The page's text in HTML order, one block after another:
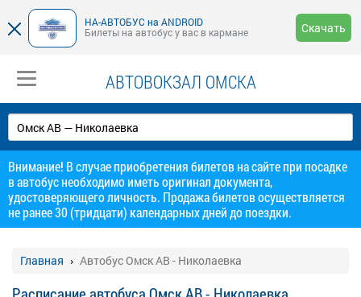
НА-АВТОБУС на ANDROID
Билеты на автобус у вас в кармане
Скачать
АВТОВОКЗАЛ ОМСКА
Внимание! В случае приобретения билетов на сайте при посадке
в автобус необходимо иметь оригинал документа,
удостоверяющего личность. Продажа билетов осуществляется
не ранее 30 (тридцати) календарных дней до поездки.
Главная Автобус Омск АВ - Николаевка